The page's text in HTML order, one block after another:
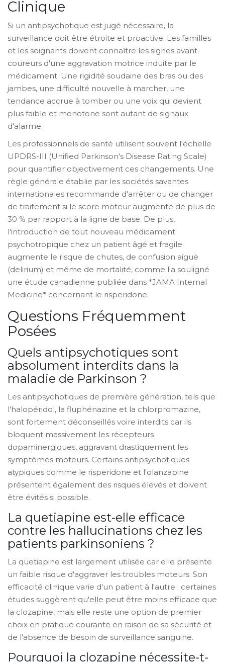
Clinique
Si un antipsychotique est jugé nécessaire, la
surveillance doit être étroite et proactive. Les familles
et les soignants doivent connaître les signes avant-
coureurs d'une aggravation motrice induite par le
médicament. Une rigidité soudaine des bras ou des
jambes, une difficulté nouvelle à marcher, une
tendance accrue à tomber ou une voix qui devient
plus faible et monotone sont autant de signaux
d'alarme.
Les professionnels de santé utilisent souvent l'échelle
UPDRS-III (Unified Parkinson's Disease Rating Scale)
pour quantifier objectivement ces changements. Une
règle générale établie par les sociétés savantes
internationales recommande d'arrêter ou de changer
de traitement si le score moteur augmente de plus de
30 % par rapport à la ligne de base. De plus,
l'introduction de tout nouveau médicament
psychotropique chez un patient âgé et fragile
augmente le risque de chutes, de confusion aiguë
(delirium) et même de mortalité, comme l'a souligné
une étude canadienne publiée dans *JAMA Internal
Medicine* concernant le risperidone.
Questions Fréquemment
Posées
Quels antipsychotiques sont
absolument interdits dans la
maladie de Parkinson ?
Les antipsychotiques de première génération, tels que
l'halopéridol, la fluphénazine et la chlorpromazine,
sont fortement déconseillés voire interdits car ils
bloquent massivement les récepteurs
dopaminergiques, aggravant drastiquement les
symptômes moteurs. Certains antipsychotiques
atypiques comme le risperidone et l'olanzapine
présentent également des risques élevés et doivent
être évités si possible.
La quetiapine est-elle efficace
contre les hallucinations chez les
patients parkinsoniens ?
La quetiapine est largement utilisée car elle présente
un faible risque d'aggraver les troubles moteurs. Son
efficacité clinique varie d'un patient à l'autre ; certaines
études suggèrent qu'elle peut être moins efficace que
la clozapine, mais elle reste une option de premier
choix en pratique courante en raison de sa sécurité et
de l'absence de besoin de surveillance sanguine.
Pourquoi la clozapine nécessite-t-